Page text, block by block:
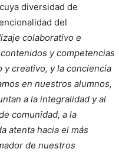
diversidad de
del
colaborativo e
y competencias
creativo, y la conciencia
en nuestros alumnos,
a la integralidad y al
comunidad, a la
atenta hacia el más
de nuestros